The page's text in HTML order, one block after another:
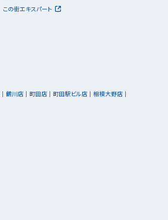
この街エキスパート
鶴川店 町田店 町田駅ビル店
相模大野店